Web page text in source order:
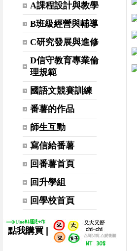
A課程設計與教學
B班級經營與輔導
C研究發展與進修
D信守教育專業倫
理規範
國語文競賽訓練
番薯的作品
師生互動
寫信給番薯
回番薯首頁
回升學組
回學校首頁
點我購買 |